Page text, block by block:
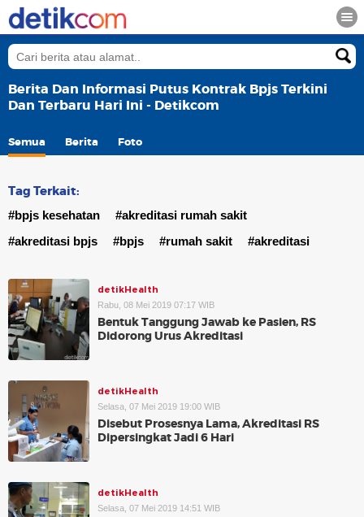
Berita Dan Informasi Putus Kontrak Bpjs Terkini
Dan Terbaru Hari Ini - Detikcom
Semua Berita Foto
Tag Terkait:
#bpjs kesehatan
#akreditasi rumah sakit
#akreditasi bpjs
#bpjs #rumah sakit #akreditasi
detikHealth
Rabu, 08 Mei 2019 07:17 WIB
Bentuk Tanggung Jawab ke Pasien, RS
Didorong Urus Akreditasi
detikHealth
Selasa, 07 Mei 2019 19:00 WIB
Disebut Prosesnya Lama, Akreditasi RS
Dipersingkat Jadi 6 Hari
detikHealth
Selasa, 07 Mei 2019 14:51 WIB